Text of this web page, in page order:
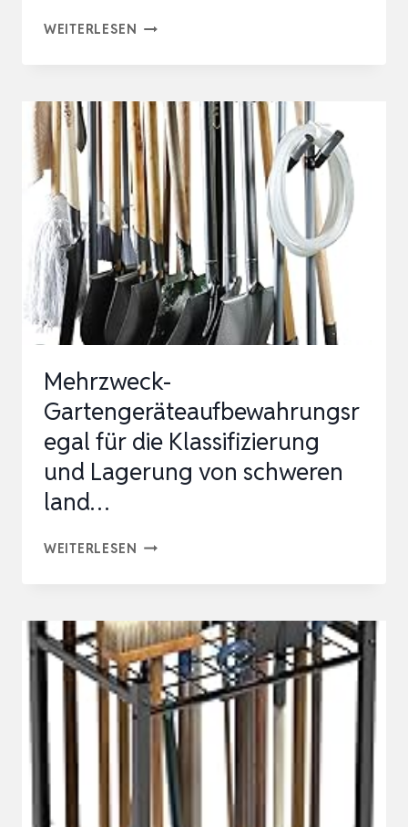
WEITERLESEN SINOER
GARTENWERKZEUG-
AUFBEWAHRUNG,
GARTENWERKZEUG-
AUFBEWAHRUNGS…
Mehrzweck-
Gartengeräteaufbewahrungsr
egal für die Klassifizierung
und Lagerung von schweren
land…
WEITERLESEN MEHRZWECK-
DIE
KLASSIFIZIERUNG
UND
LAGERUNG
VON
SCHWEREN
LAND…